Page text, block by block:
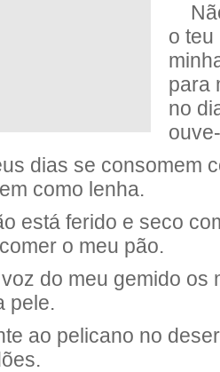
o teu
para
no
dias se consomem
como lenha.
está ferido e seco
o meu pão.
do meu gemido os
pele.
ao pelicano no